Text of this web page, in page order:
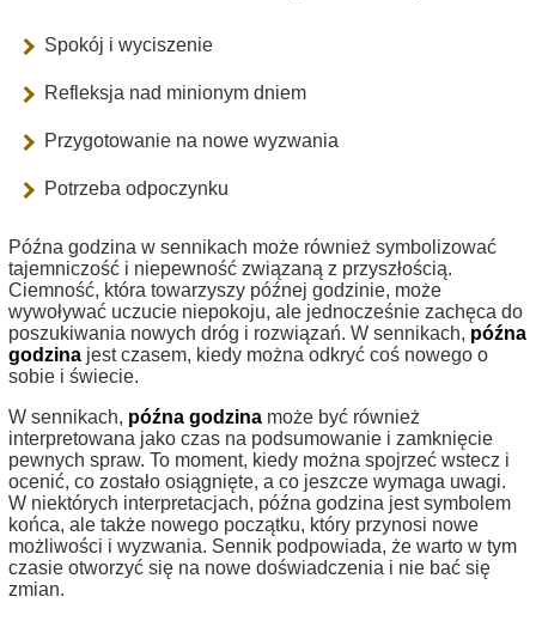
Spokój i wyciszenie
Refleksja nad minionym dniem
Przygotowanie na nowe wyzwania
Potrzeba odpoczynku
Późna godzina w sennikach może również symbolizować
tajemniczość i niepewność związaną z przyszłością.
Ciemność, która towarzyszy późnej godzinie, może
wywoływać uczucie niepokoju, ale jednocześnie zachęca do
poszukiwania nowych dróg i rozwiązań. W sennikach, późna
godzina jest czasem, kiedy można odkryć coś nowego o
sobie i świecie.
W sennikach, późna godzina może być również
interpretowana jako czas na podsumowanie i zamknięcie
pewnych spraw. To moment, kiedy można spojrzeć wstecz i
ocenić, co zostało osiągnięte, a co jeszcze wymaga uwagi.
W niektórych interpretacjach, późna godzina jest symbolem
końca, ale także nowego początku, który przynosi nowe
możliwości i wyzwania. Sennik podpowiada, że warto w tym
czasie otworzyć się na nowe doświadczenia i nie bać się
zmian.